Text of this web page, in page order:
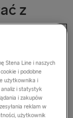
z
do
pozostaną
mailem o
ich
Stena Line i naszych
i podobne
użytkownika i
i statystyk
i zakupów
reklam w
użytkownik